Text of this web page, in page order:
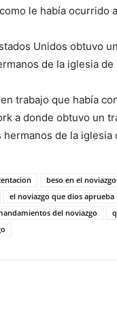
le había ocurrido
Unidos obtuvo
de la iglesia de
trabajo que había
a donde obtuvo un
de la
beso en el
el noviazgo que dios aprueba
del noviazgo